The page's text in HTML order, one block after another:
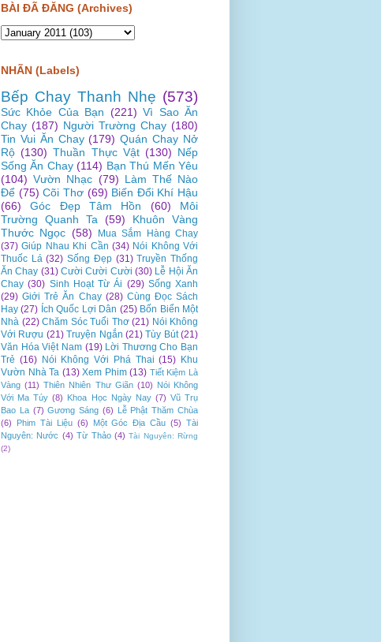
BÀI ĐÃ ĐĂNG (Archives)
NHÃN (Labels)
Bếp Chay Thanh Nhẹ (573)
Sức Khỏe Của Bạn (221) Vì Sao Ăn
Chay (187) Người Trường Chay (180)
Tin Vui Ăn Chay (179) Quán Chay Nở
Rộ (130) Thuần Thực Vật (130) Nếp
Sống Ăn Chay (114) Bạn Thú Mến Yêu
(104) Vườn Nhạc (79) Làm Thế Nào
Để (75) Cõi Thơ (69) Biến Đổi Khí Hậu
(66)
Góc Đẹp Tâm Hồn (60)
Môi
Trường Quanh Ta
(59)
Khuôn Vàng
Thước Ngọc (58)
Mua Sắm Hàng Chay
(37) Giúp Nhau Khi Cần (34) Nói Không Với
Thuốc Lá (32) Sống Đẹp (31) Truyền Thống
Ăn Chay (31) Cười Cười Cười (30) Lễ Hội Ăn
Chay (30) Sinh Hoạt Từ Ái (29) Sống Xanh
(29) Giới Trẻ Ăn Chay (28) Cùng Đọc Sách
Hay (27) Ích Quốc Lợi Dân (25) Bốn Biển Một
Nhà (22) Chăm Sóc Tuổi Thơ (21) Nói Không
Với Rượu (21) Truyện Ngắn (21) Tùy Bút (21)
Văn Hóa Việt Nam (19) Lời Thương Cho Bạn
Trẻ (16) Nói Không Với Phá Thai (15) Khu
Vườn Nhà Ta (13) Xem Phim (13) Tiết Kiệm Là
Vàng (11) Thiên Nhiên Thư Giãn (10) Nói Không
Với Ma Túy (8) Khoa Học Ngày Nay (7) Vũ Trụ
Bao La (7) Gương Sáng (6) Lễ Phật Thăm Chùa
(6)
Phim Tài Liệu (6) Một Góc Địa Cầu (5) Tài
Nguyên: Nước (4) Từ Thảo (4) Tài Nguyên: Rừng
(2)